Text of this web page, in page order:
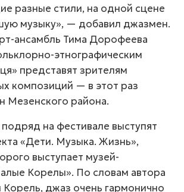
разные стили, на одной сцене
музыку», — добавил джазмен.
ансамбль Тима Дорофеева
этнографическим
представят зрителям
композиций — в этот раз
Мезенского района.
на фестивале выступят
«Дети. Музыка. Жизнь»,
выступает музей-
Корелы». По словам автора
джаз очень гармонично